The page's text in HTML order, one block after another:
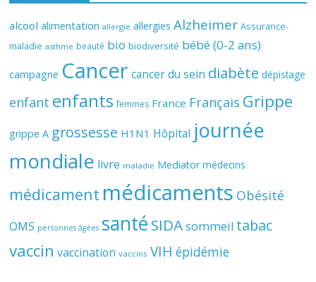
alcool alimentation allergie allergies Alzheimer Assurance-
maladie asthme beauté bio biodiversité bébé (0-2 ans)
campagne Cancer cancer du sein diabète dépistage
enfant enfants femmes France Français Grippe
grippe A grossesse H1N1 Hôpital journée
mondiale livre maladie Mediator médecins
médicament médicaments Obésité
OMS personnes âgées santé SIDAsommeil tabac
vaccin vaccination vaccins VIH épidémie